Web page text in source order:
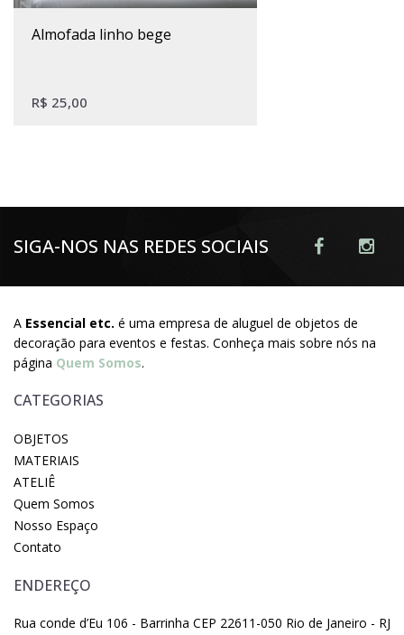
almofada linho bege
R$ 25,00
SIGA-NOS NAS REDES SOCIAIS
A Essencial etc. é uma empresa de aluguel de objetos de
decoração para eventos e festas. Conheça mais sobre nós na
página Quem Somos.
CATEGORIAS
OBJETOS
MATERIAIS
ATELIÊ
Quem Somos
Nosso Espaço
Contato
ENDEREÇO
Rua conde d’Eu 106 - Barrinha CEP 22611-050 Rio de Janeiro - RJ